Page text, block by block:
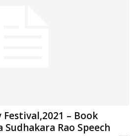
– Book
Sudhakara Rao Speech